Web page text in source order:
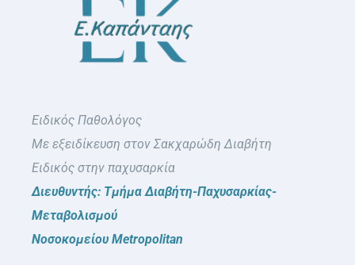
Ειδικός Παθολόγος
Με εξειδίκευση στον Σακχαρώδη Διαβήτη
Ειδικός στην παχυσαρκία
Διευθυντής: Τμήμα Διαβήτη-Παχυσαρκίας-
Μεταβολισμού
Νοσοκομείου Metropolitan